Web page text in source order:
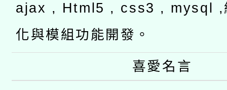
ajax , Html5 , css3 , mysql ,
化與模組功能開發。
喜愛名言